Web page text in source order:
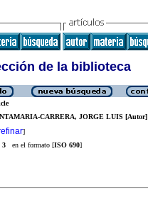
de la biblioteca
CARRERA, JORGE LUIS [Autor]
]
3 en el formato [ISO 690]